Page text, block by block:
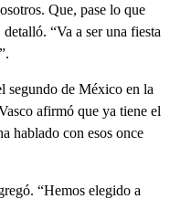
Que, pase lo que
“Va a ser una fiesta
de México en la
afirmó que ya tiene el
hablado con esos once
“Hemos elegido a